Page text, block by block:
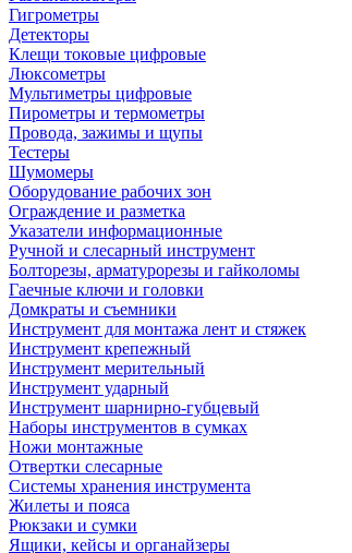
Гигрометры
Детекторы
Клещи токовые цифровые
Люксометры
Мультиметры цифровые
Пирометры и термометры
Провода, зажимы и щупы
Тестеры
Шумомеры
Оборудование рабочих зон
Ограждение и разметка
Указатели информационные
Ручной и слесарный инструмент
Болторезы, арматурорезы и гайколомы
Гаечные ключи и головки
Домкраты и съемники
Инструмент для монтажа лент и стяжек
Инструмент крепежный
Инструмент мерительный
Инструмент ударный
Инструмент шарнирно-губцевый
Наборы инструментов в сумках
Ножи монтажные
Отвертки слесарные
Системы хранения инструмента
Жилеты и пояса
Рюкзаки и сумки
Ящики, кейсы и органайзеры